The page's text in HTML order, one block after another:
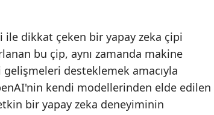
Gümüşhane
Hakkari
Hatay
Isparta
ile dikkat çeken bir yapay zeka çipi
bu çip, aynı zamanda makine
desteklemek amacıyla
kendi modellerinden elde edilen
bir yapay zeka deneyiminin